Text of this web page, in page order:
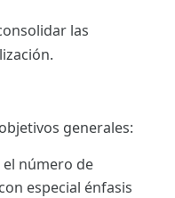
las
generales:
número de
especial énfasis